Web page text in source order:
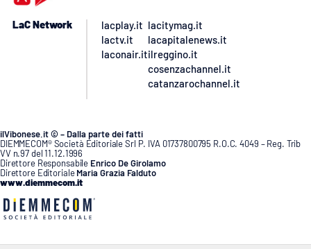
LaC Network
lacplay.it
lactv.it
laconair.it
lacitymag.it
lacapitalenews.it
ilreggino.it
cosenzachannel.it
catanzarochannel.it
ilVibonese.it © – Dalla parte dei fatti
DIEMMECOM® Società Editoriale Srl P. IVA 01737800795 R.O.C. 4049 – Reg. Trib
VV n.97 del 11.12.1996
Direttore Responsabile Enrico De Girolamo
Direttore Editoriale Maria Grazia Falduto
www.diemmecom.it